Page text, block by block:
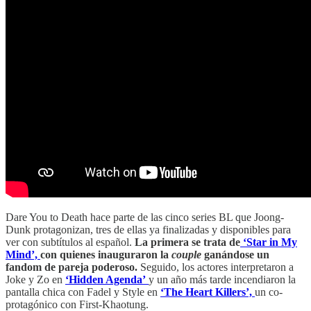
Dare You to Death hace parte de las cinco series BL que Joong-
Dunk protagonizan, tres de ellas ya finalizadas y disponibles para
ver con subtítulos al español. La primera se trata de ‘Star in My
Mind’, con quienes inauguraron la couple ganándose un
fandom de pareja poderoso. Seguido, los actores interpretaron a
Joke y Zo en ‘Hidden Agenda’ y un año más tarde incendiaron la
pantalla chica con Fadel y Style en ‘The Heart Killers’, un co-
protagónico con First-Khaotung.